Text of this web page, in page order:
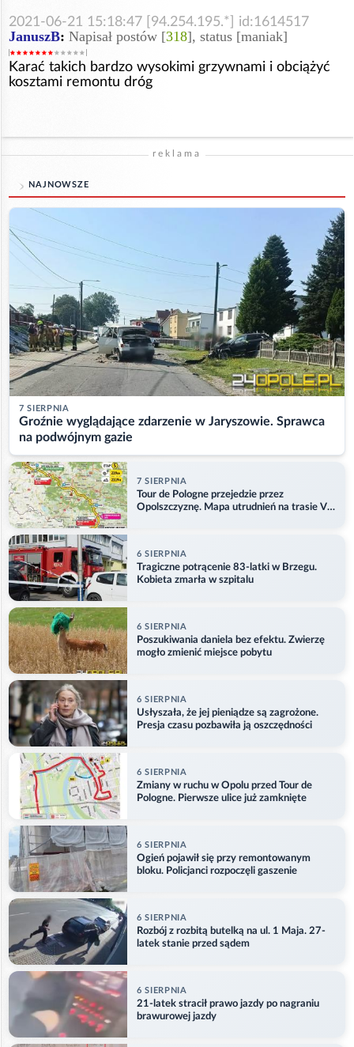
2021-06-21 15:18:47 [94.254.195.*] id:1614517
JanuszB: Napisał postów [318], status [maniak]
Karać takich bardzo wysokimi grzywnami i obciążyć
kosztami remontu dróg
reklama
NAJNOWSZE
7 SIERPNIA
Groźnie wyglądające zdarzenie w Jaryszowie. Sprawca
na podwójnym gazie
7 SIERPNIA
Tour de Pologne przejedzie przez
Opolszczyznę. Mapa utrudnień na trasie V
6 SIERPNIA
Tragiczne potrącenie 83-latki w Brzegu.
Kobieta zmarła w szpitalu
6 SIERPNIA
Poszukiwania daniela bez efektu. Zwierzę
mogło zmienić miejsce pobytu
6 SIERPNIA
Usłyszała, że jej pieniądze są zagrożone.
Presja czasu pozbawiła ją oszczędności
6 SIERPNIA
Zmiany w ruchu w Opolu przed Tour de
Pologne. Pierwsze ulice już zamknięte
6 SIERPNIA
Ogień pojawił się przy remontowanym
bloku. Policjanci rozpoczęli gaszenie
6 SIERPNIA
Rozbój z rozbitą butelką na ul. 1 Maja. 27-
latek stanie przed sądem
6 SIERPNIA
21-latek stracił prawo jazdy po nagraniu
brawurowej jazdy